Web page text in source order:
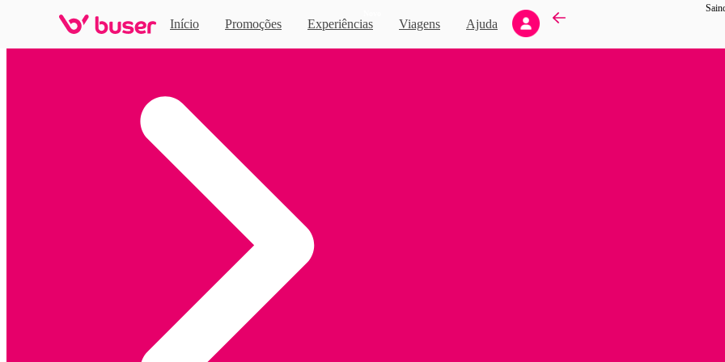
Início Promoções Experiências Viagens Ajuda